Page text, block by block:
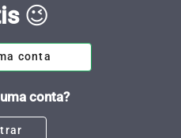
😉
conta
conta?